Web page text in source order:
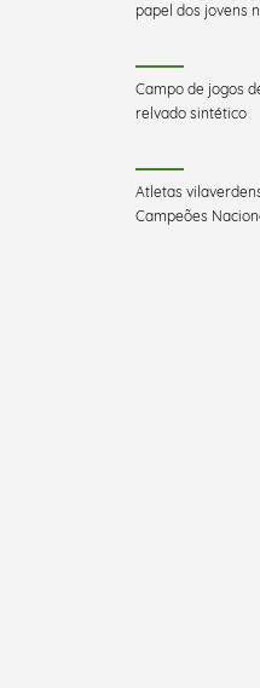
papel dos jovens
Campo de jogos
relvado sintético
Atletas
Campeões